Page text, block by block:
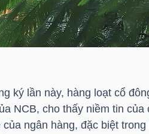
ký lần này, hàng loạt cổ
NCB, cho thấy niềm tin của
ngân hàng, đặc biệt trong